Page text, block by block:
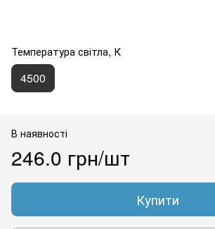
Температура світла, К
4500
В наявності
246.0 грн/шт
Купити